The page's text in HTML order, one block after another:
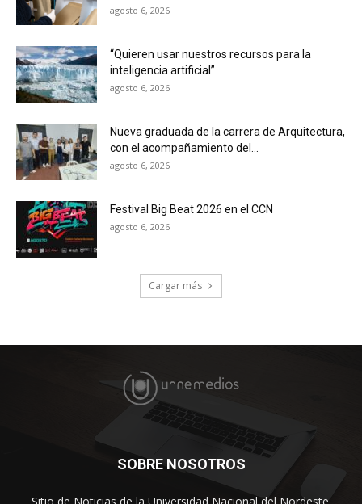
agosto 6, 2026
“Quieren usar nuestros recursos para la
inteligencia artificial”
agosto 6, 2026
Nueva graduada de la carrera de Arquitectura,
con el acompañamiento del...
agosto 6, 2026
Festival Big Beat 2026 en el CCN
agosto 6, 2026
Cargar más
SOBRE NOSOTROS